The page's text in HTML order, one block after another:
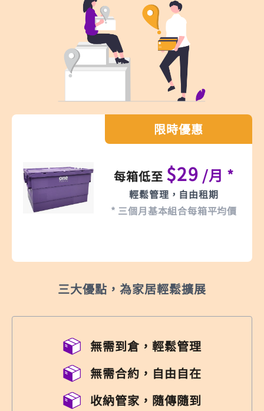
限時優惠
每箱低至 $29 /月 *
輕鬆管理，自由租期
* 三個月基本組合每箱平均價
三大優點，為家居輕鬆擴展
無需到倉，輕鬆管理
無需合約，自由自在
收納管家，隨傳隨到